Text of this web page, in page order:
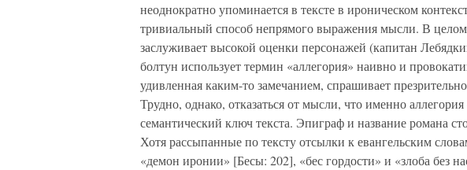
неоднократно упоминается в тексте в ироническом
тривиальный способ непрямого выражения мысли. В
заслуживает высокой оценки персонажей (капитан
болтун использует термин «аллегория» наивно и
удивленная каким-то замечанием, спрашивает
Трудно, однако, отказаться от мысли, что именно
семантический ключ текста. Эпиграф и название романа
Хотя рассыпанные по тексту отсылки к евангельским
«демон иронии» [Бесы: 202], «бес гордости» и «злоба без